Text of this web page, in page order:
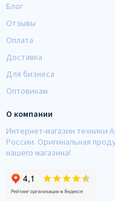
Блог
Отзывы
Оплата
Доставка
Для бизнеса
Оптовикам
О компании
Интернет-магазин техники
России. Оригинальная
нашего магазина!